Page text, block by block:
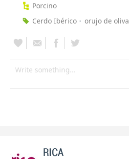
Porcino
Cerdo Ibérico
orujo de oliva
RICA